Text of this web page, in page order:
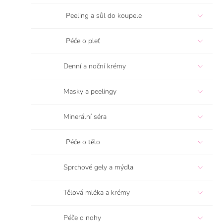
Peeling a sůl do koupele
Péče o pleť
Denní a noční krémy
Masky a peelingy
Minerální séra
Péče o tělo
Sprchové gely a mýdla
Tělová mléka a krémy
Péče o nohy